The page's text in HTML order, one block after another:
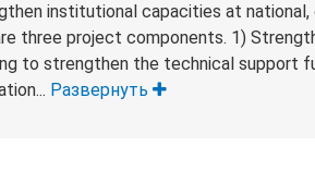
institutional capacities at
three project components. 1)
to strengthen the technical support
Развернуть